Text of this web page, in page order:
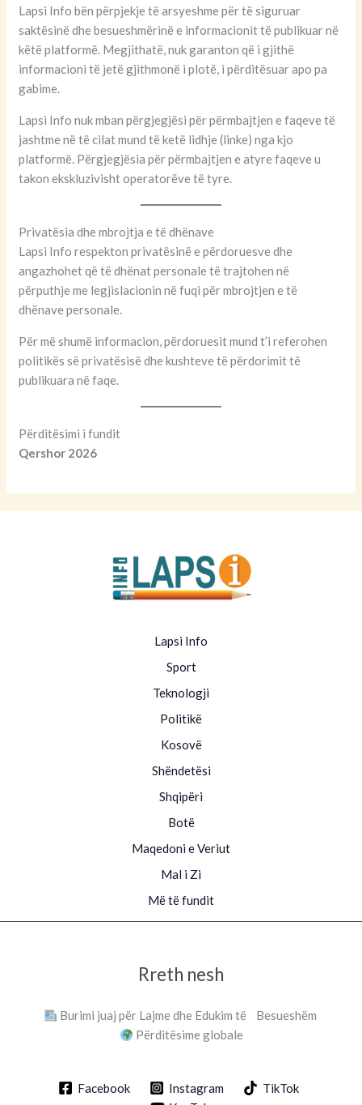
Lapsi Info bën përpjekje të arsyeshme për të siguruar
saktësinë dhe besueshmërinë e informacionit të publikuar në
këtë platformë. Megjithatë, nuk garanton që i gjithë
informacioni të jetë gjithmonë i plotë, i përditësuar apo pa
gabime.
Lapsi Info nuk mban përgjegjësi për përmbajtjen e faqeve të
jashtme në të cilat mund të ketë lidhje (linke) nga kjo
platformë. Përgjegjësia për përmbajtjen e atyre faqeve u
takon ekskluzivisht operatorëve të tyre.
Privatësia dhe mbrojtja e të dhënave
Lapsi Info respekton privatësinë e përdoruesve dhe
angazhohet që të dhënat personale të trajtohen në
përputhje me legjislacionin në fuqi për mbrojtjen e të
dhënave personale.
Për më shumë informacion, përdoruesit mund t’i referohen
politikës së privatësisë dhe kushteve të përdorimit të
publikuara në faqe.
Përditësimi i fundit
Qershor 2026
Lapsi Info
Sport
Teknologji
Politikë
Kosovë
Shëndetësi
Shqipëri
Botë
Maqedoni e Veriut
Mal i Zi
Më të fundit
Rreth nesh
Burimi juaj për Lajme dhe Edukim të Besueshëm
Përditësime globale
Facebook Instagram
TikTok